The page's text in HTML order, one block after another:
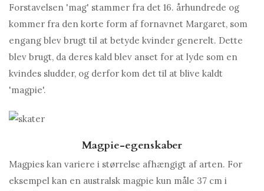
Forstavelsen 'mag' stammer fra det 16. århundrede og
kommer fra den korte form af fornavnet Margaret, som
engang blev brugt til at betyde kvinder generelt. Dette
blev brugt, da deres kald blev anset for at lyde som en
kvindes sludder, og derfor kom det til at blive kaldt
'magpie'.
Magpie-egenskaber
Magpies kan variere i størrelse afhængigt af arten. For
eksempel kan en australsk magpie kun måle 37 cm i